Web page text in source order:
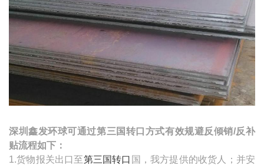
深圳鑫发环球可通过第三国转口方式有效规避反倾销/反补
贴流程如下：
1.货物报关出口至第三国转口 国，我方提供的收货人；并安